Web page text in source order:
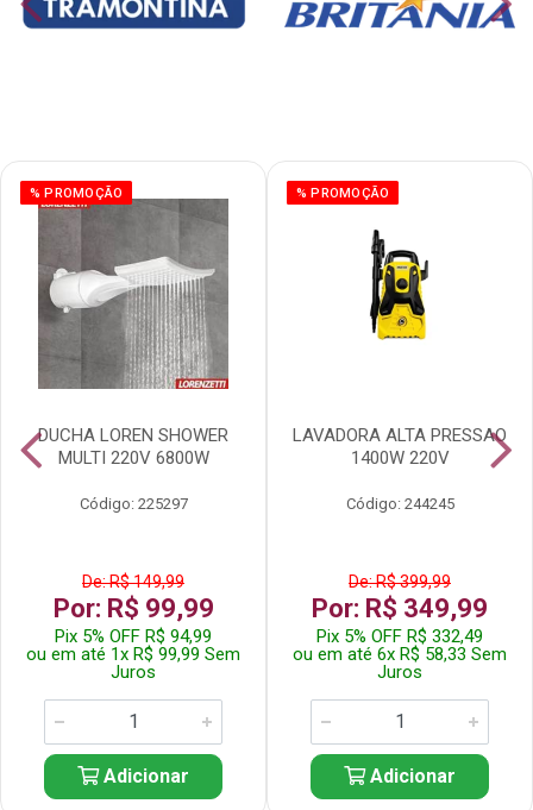
% PROMOÇÃO
DUCHA LOREN SHOWER
MULTI 220V 6800W
Código: 225297
De: R$ 149,99
Por: R$ 99,99
Pix 5% OFF R$ 94,99
ou em até 1x R$ 99,99 Sem
Juros
Adicionar
% PROMOÇÃO
LAVADORA ALTA PRESSAO
1400W 220V
Código: 244245
De: R$ 399,99
Por: R$ 349,99
Pix 5% OFF R$ 332,49
ou em até 6x R$ 58,33 Sem
Juros
Adicionar